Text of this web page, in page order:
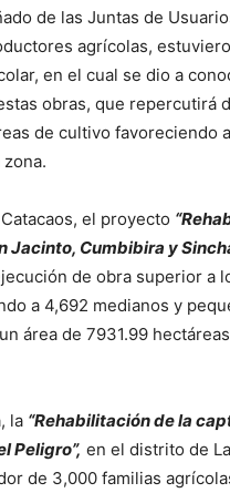
de las Juntas de
agrícolas,
en el cual se dio a
obras, que repercutirá
de cultivo favoreciendo
el proyecto
Jacinto, Cumbibira y
de obra superior a
a 4,692 medianos y
área de 7931.99
la “Rehabilitación de la
Peligro”, en el distrito de
de 3,000 familias